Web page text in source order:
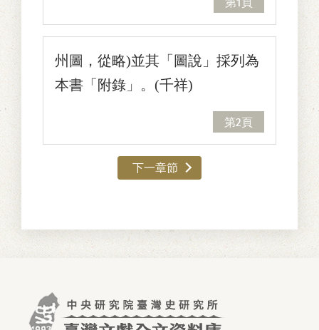
州圖，從略)並其「圖說」採列為
本書「附錄」。(千祥)
第2頁
下一章節